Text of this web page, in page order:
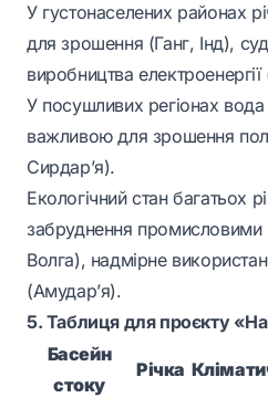
У густонаселених районах
для зрошення (Ганг, Інд),
виробництва електроенергії
У посушливих регіонах
важливою для зрошення
Сирдар’я).
Екологічний стан багатьох
забруднення
Волга), надмірне
(Амудар’я).
5. Таблиця для проєкту
Басейн
стоку
Річка